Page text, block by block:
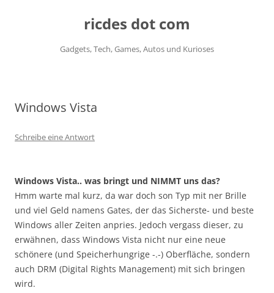
ricdes dot com
Gadgets, Tech, Games, Autos und Kurioses
Windows Vista
Schreibe eine Antwort
Windows Vista.. was bringt und NIMMT uns das?
Hmm warte mal kurz, da war doch son Typ mit ner Brille
und viel Geld namens Gates, der das Sicherste- und beste
Windows aller Zeiten anpries. Jedoch vergass dieser, zu
erwähnen, dass Windows Vista nicht nur eine neue
schönere (und Speicherhungrige -.-) Oberfläche, sondern
auch DRM (Digital Rights Management) mit sich bringen
wird.